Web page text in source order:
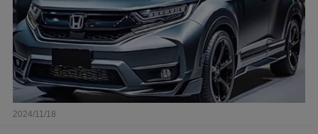
2024/11/18